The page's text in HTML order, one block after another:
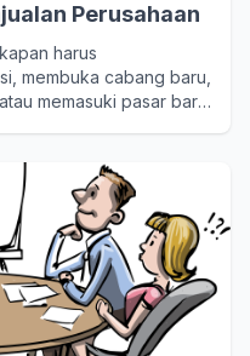
Perusahaan
harus
membuka cabang baru,
memasuki pasar baru